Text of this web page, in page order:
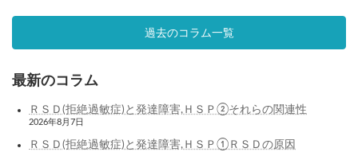
過去のコラム一覧
最新のコラム
ＲＳＤ(拒絶過敏症)と発達障害,ＨＳＰ②それらの関連性
2026年8月7日
ＲＳＤ(拒絶過敏症)と発達障害,ＨＳＰ①ＲＳＤの原因